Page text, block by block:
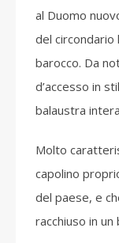
al Duomo
del
barocco. Da
d’accesso in
balaustra
Molto
capolino
del paese, e
racchiuso in